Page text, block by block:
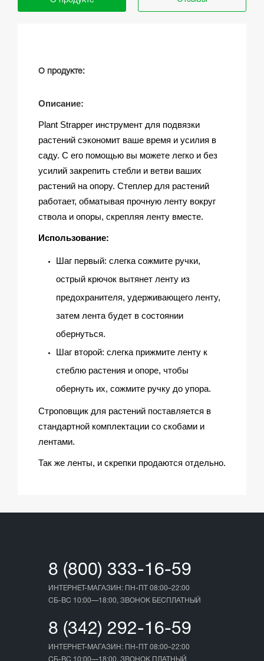
О продукте:
Описание:
Plant Strapper инструмент для подвязки
растений сэкономит ваше время и усилия в
саду. С его помощью вы можете легко и без
усилий закрепить стебли и ветви ваших
растений на опору. Степлер для растений
работает, обматывая прочную ленту вокруг
ствола и опоры, скрепляя ленту вместе.
Использование:
Шаг первый: слегка сожмите ручки,
острый крючок вытянет ленту из
предохранителя, удерживающего ленту,
затем лента будет в состоянии
обернуться.
Шаг второй: слегка прижмите ленту к
стеблю растения и опоре, чтобы
обернуть их, сожмите ручку до упора.
Строповщик для растений поставляется в
стандартной комплектации со скобами и
лентами.
Так же ленты, и скрепки продаются отдельно.
8 (800) 333-16-59
ИНТЕРНЕТ-МАГАЗИН: ПН-ПТ 08:00–22:00
СБ-ВС 10:00—18:00, ЗВОНОК БЕСПЛАТНЫЙ
8 (342) 292-16-59
ИНТЕРНЕТ-МАГАЗИН: ПН-ПТ 08:00–22:00
СБ-ВС 10:00—18:00, ЗВОНОК ПЛАТНЫЙ